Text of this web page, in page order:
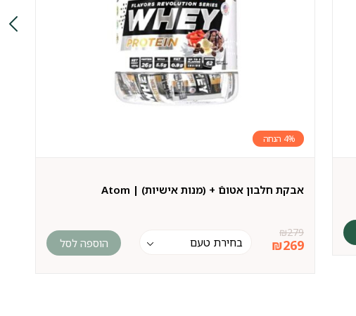
4%
אבקת חלבון אטוםֿ + (מנות אישיות) | Atom
₪279
₪269 הוספה לסל